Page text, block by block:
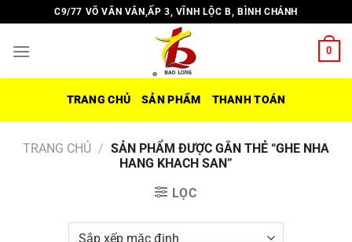
đến
nội
C9/77 VÕ VĂN VÂN,ẤP 3, VĨNH LỘC B, BÌNH CHÁNH
0
TRANG CHỦ SẢN PHẨM THANH TOÁN
TRANG CHỦ / SẢN PHẨM ĐƯỢC GẮN THẺ “GHE NHA
HANG KHACH SAN”
LỌC